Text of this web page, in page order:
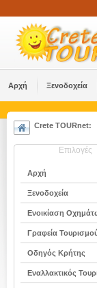
Αρχή Ξενοδοχεία
Crete TOURnet:
Επιλογές
Αρχή
Ξενοδοχεία
Ενοικίαση
Γραφεία
Οδηγός Κρήτης
Εναλλακτικός